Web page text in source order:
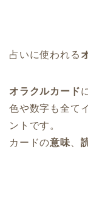
占いに使われる
オラクルカード
色や数字も全て
ントです。
カードの意味